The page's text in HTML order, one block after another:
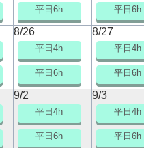
平日6h 平日6h
8/26
平日4h
平日6h
8/27
平日4h
平日6h
9/2
平日4h
平日6h
9/3
平日4h
平日6h